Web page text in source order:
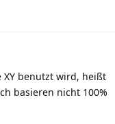
XY benutzt wird, heißt
basieren nicht 100%